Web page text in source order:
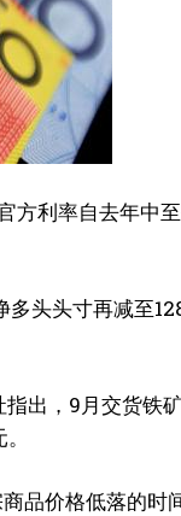
方利率自去年中
头头寸再减至
出，9月交货铁
品价格低落的时